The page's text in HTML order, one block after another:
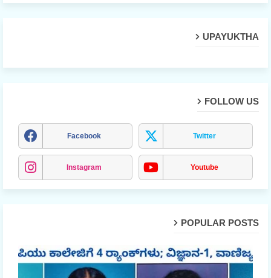
UPAYUKTHA
FOLLOW US
Facebook Twitter
Instagram Youtube
POPULAR POSTS